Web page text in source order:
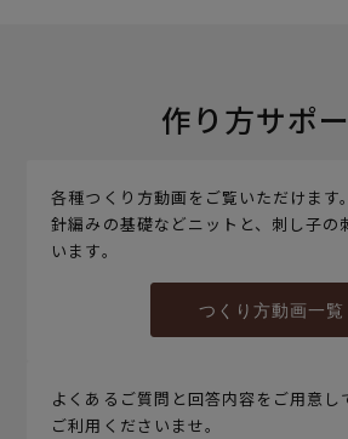
作り方サポ
各種つくり方動画をご覧いただけます
針編みの基礎などニットと、刺し子の
います。
つくり方動画一覧
よくあるご質問と回答内容をご用意し
ご利用くださいませ。